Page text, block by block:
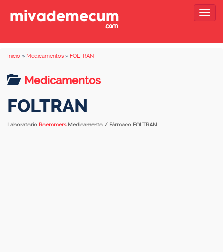
Inicio » Medicamentos » FOLTRAN
Medicamentos
FOLTRAN
Laboratorio Roemmers Medicamento / Fármaco FOLTRAN